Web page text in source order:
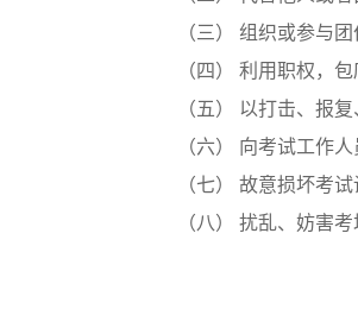
（三） 组织或参与
（四） 利用职权，
（五） 以打击、报
（六） 向考试工作
（七） 故意损坏考
（八）
扰乱、妨害